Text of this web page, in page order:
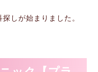
しが始まりました。